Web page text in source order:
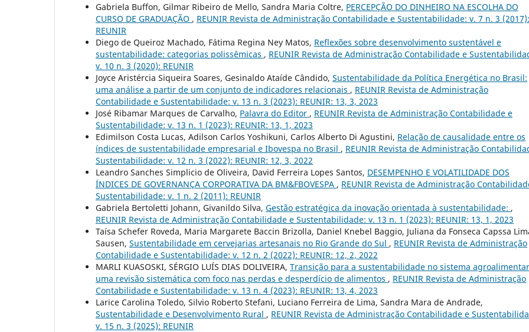
Gabriela Buffon, Gilmar Ribeiro de Mello, Sandra Maria Coltre, PERCEPÇÃO DO DINHEIRO NA ESCOLHA DO
CURSO DE GRADUAÇÃO , REUNIR Revista de Administração Contabilidade e Sustentabilidade: v. 7 n. 3 (2017):
REUNIR
Diego de Queiroz Machado, Fátima Regina Ney Matos, Reflexões sobre desenvolvimento sustentável e
sustentabilidade: categorias polissêmicas , REUNIR Revista de Administração Contabilidade e
v. 10 n. 3 (2020): REUNIR
Joyce Aristércia Siqueira Soares, Gesinaldo Ataíde Cândido, Sustentabilidade da Política Energética no Brasil:
uma análise a partir de um conjunto de indicadores relacionais , REUNIR Revista de Administração
Contabilidade e Sustentabilidade: v. 13 n. 3 (2023): REUNIR: 13, 3, 2023
José Ribamar Marques de Carvalho, Palavra do Editor , REUNIR Revista de Administração Contabilidade e
Sustentabilidade: v. 13 n. 1 (2023): REUNIR: 13, 1, 2023
Edimilson Costa Lucas, Adilson Carlos Yoshikuni, Carlos Alberto Di Agustini, Relação de causalidade entre os
índices de sustentabilidade empresarial e Ibovespa no Brasil , REUNIR Revista de Administração
Sustentabilidade: v. 12 n. 3 (2022): REUNIR: 12, 3, 2022
Leandro Sanches Simplicio de Oliveira, David Ferreira Lopes Santos, DESEMPENHO E VOLATILIDADE DOS
ÍNDICES DE GOVERNANÇA CORPORATIVA DA BM&FBOVESPA , REUNIR Revista de Administração
Sustentabilidade: v. 1 n. 2 (2011): REUNIR
Gabriela Bertoletti Johann, Givanildo Silva, Gestão estratégica da inovação orientada à sustentabilidade: ,
REUNIR Revista de Administração Contabilidade e Sustentabilidade: v. 13 n. 1 (2023): REUNIR: 13, 1, 2023
Taísa Schefer Roveda, Maria Margarete Baccin Brizolla, Daniel Knebel Baggio, Juliana da Fonseca Capssa
Sausen, Sustentabilidade em cervejarias artesanais no Rio Grande do Sul , REUNIR Revista de Administração
Contabilidade e Sustentabilidade: v. 12 n. 2 (2022): REUNIR: 12, 2, 2022
MARLI KUASOSKI, SÉRGIO LUÍS DIAS DOLIVEIRA, Transição para a sustentabilidade no sistema
uma revisão sistemática com foco nas perdas e desperdício de alimentos , REUNIR Revista de Administração
Contabilidade e Sustentabilidade: v. 13 n. 4 (2023): REUNIR: 13, 4, 2023
Larice Carolina Toledo, Silvio Roberto Stefani, Luciano Ferreira de Lima, Sandra Mara de Andrade,
Sustentabilidade e Desenvolvimento Rural , REUNIR Revista de Administração Contabilidade e
v. 15 n. 3 (2025): REUNIR